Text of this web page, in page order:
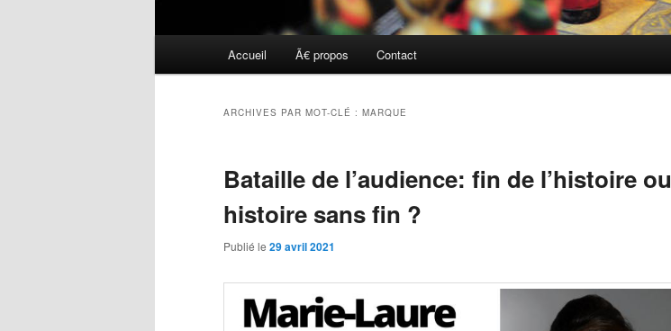
Accueil Ã€ propos Contact
ARCHIVES PAR MOT-CLÉ : MARQUE
Bataille de l’audience: fin de l’histoire ou
histoire sans fin ?
Publié le 29 avril 2021